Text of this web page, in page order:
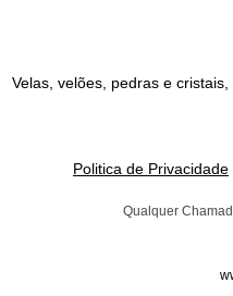
Velas, velões, pedras e
Politica de Privacidade
Qualquer